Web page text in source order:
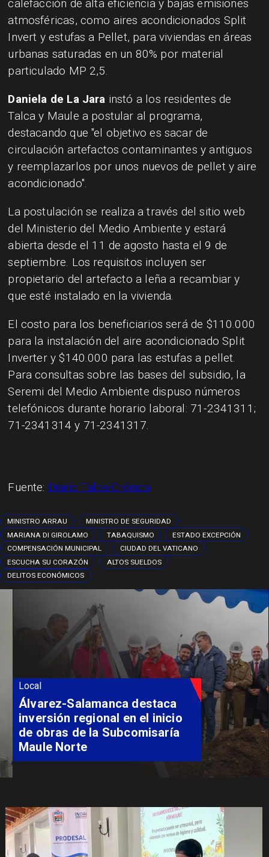
calefacción de alta eficiencia y bajas emisiones
atmosféricas, como aires acondicionados Split
Invert y estufas a Pellet, para viviendas en áreas
urbanas saturadas en un 80% por material
particulado MP 2,5.
Daniela de La Jara instó a los residentes de
Talca y Maule a postular al programa,
destacando que "el objetivo es sacar de
circulación artefactos contaminantes y antiguos
y reemplazarlos por unos nuevos de pellet y aire
acondicionado".
La postulación se realiza a través del sitio web
del Ministerio del Medio Ambiente y estará
abierta desde el 11 de agosto hasta el 9 de
septiembre. Los requisitos incluyen ser
propietario del artefacto a leña a recambiar y
que esté instalado en la vivienda.
El costo para los beneficiarios será de $110.000
para la instalación del aire acondicionado Split
Inverter y $140.000 para las estufas a pellet.
Para consultas sobre las bases del subsidio, la
Seremi del Medio Ambiente dispuso números
telefónicos durante horario laboral: 71-2341311;
71-2341314 y 71-2341317.
Fuente: Diario Talca Crónica
MINISTRO ARRAU
MINISTRO DE SEGURIDAD
MARIANA DI GIROLAMO
TABAQUISMO
ESTADO EXCEPCIÓN
COMPENSACIÓN MUNICIPAL
CIUDAD DEL VATICANO
ESCUCHA SU CORAZÓN
ALTOS SUELDOS
DELITOS ECONÓMICOS
Local
Álvarez-Salamanca destaca
inversión regional en el inicio
de obras de la Subcomisaría
Maule Norte